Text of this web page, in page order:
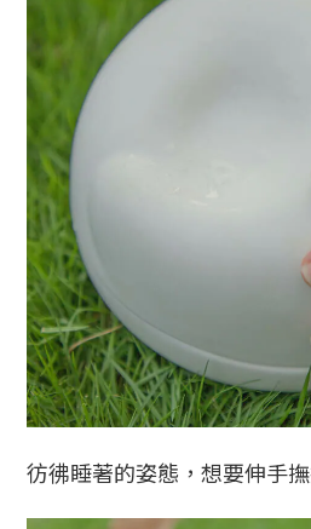
彷彿睡著的姿態，想要伸手